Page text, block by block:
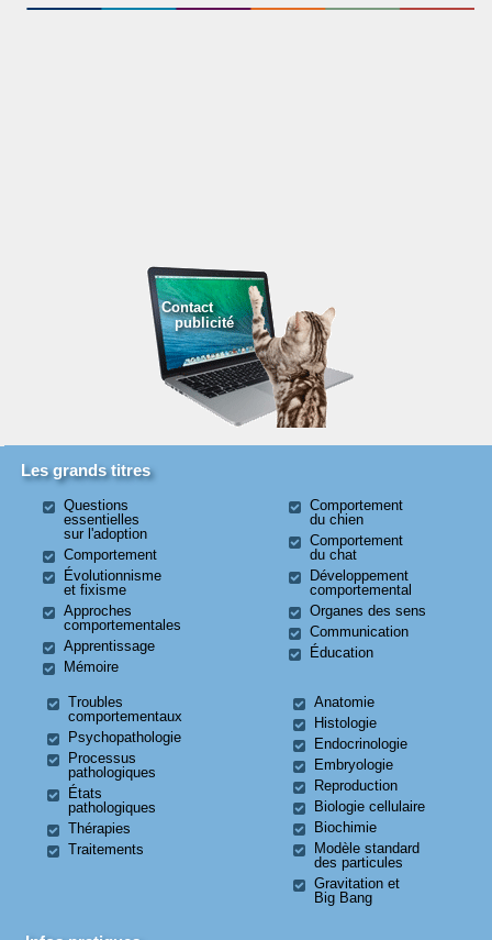
Contact
publicité
Les grands titres
Questions
essentielles
sur l'adoption
Comportement
Évolutionnisme
et fixisme
Approches
comportementales
Apprentissage
Mémoire
Comportement
du chien
Comportement
du chat
Développement
comportemental
Organes des sens
Communication
Éducation
Troubles
comportementaux
Psychopathologie
Processus
pathologiques
États
pathologiques
Thérapies
Traitements
Anatomie
Histologie
Endocrinologie
Embryologie
Reproduction
Biologie cellulaire
Biochimie
Modèle standard
des particules
Gravitation et
Big Bang